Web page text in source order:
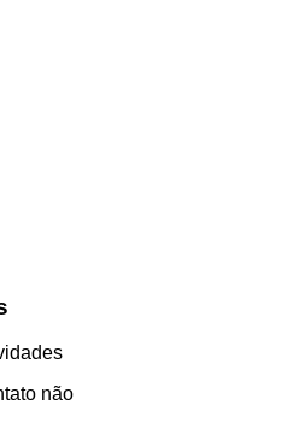
não